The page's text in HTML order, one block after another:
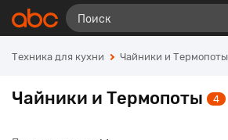
Техника для кухни Чайники и Термопоты
Чайники и Термопоты 4